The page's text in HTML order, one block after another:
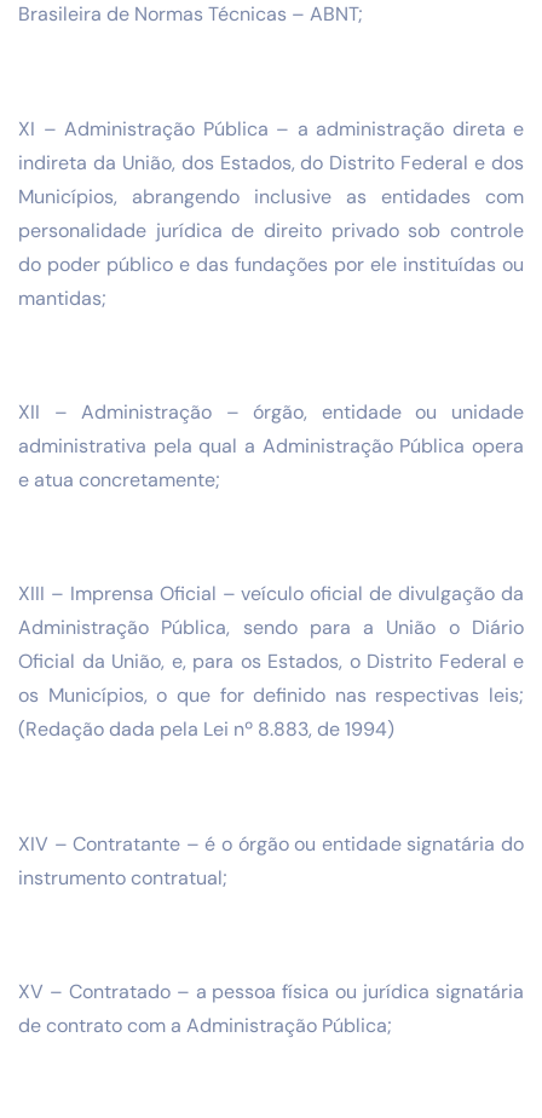
Brasileira de Normas Técnicas – ABNT;
XI – Administração Pública – a administração direta e
indireta da União, dos Estados, do Distrito Federal e dos
Municípios, abrangendo inclusive as entidades com
personalidade jurídica de direito privado sob controle
do poder público e das fundações por ele instituídas ou
mantidas;
XII – Administração – órgão, entidade ou unidade
administrativa pela qual a Administração Pública opera
e atua concretamente;
XIII – Imprensa Oficial – veículo oficial de divulgação da
Administração Pública, sendo para a União o Diário
Oficial da União, e, para os Estados, o Distrito Federal e
os Municípios, o que for definido nas respectivas leis;
(Redação dada pela Lei nº 8.883, de 1994)
XIV – Contratante – é o órgão ou entidade signatária do
instrumento contratual;
XV – Contratado – a pessoa física ou jurídica signatária
de contrato com a Administração Pública;